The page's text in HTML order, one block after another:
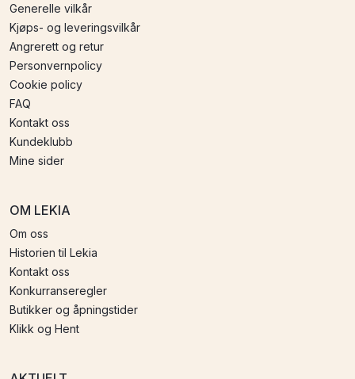
Generelle vilkår
Kjøps- og leveringsvilkår
Angrerett og retur
Personvernpolicy
Cookie policy
FAQ
Kontakt oss
Kundeklubb
Mine sider
OM LEKIA
Om oss
Historien til Lekia
Kontakt oss
Konkurranseregler
Butikker og åpningstider
Klikk og Hent